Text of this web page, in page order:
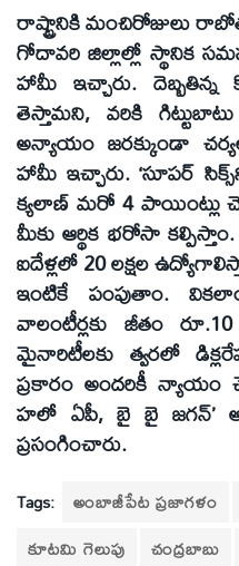
రాష్ట్రానికి మంచిరోజులు
గోదావరి జిల్లాల్లో స్థానిక
హామీ ఇచ్చారు. దెబ్బతిన్న
తెస్తామని, వరికి
అన్యాయం జరక్కుండా
హామీ ఇచ్చారు. ‘సూపర్‌
క్యలాణ్‌ మరో 4 పాయింట్లు
మీకు ఆర్థిక భరోసా
ఐదేళ్లలో 20 లక్షల
ఇంటికే పంపుతాం.
వాలంటీర్లకు జీతం
మైనారిటీలకు త్వరలో
ప్రకారం అందరికీ న్యాయం
హలో ఏపీ, బై బై జగన్‌’
ప్రసంగించారు.
Tags: అంబాజీపేట ప్రజాగళం
కూటమి గెలుపు
చంద్రబాబు